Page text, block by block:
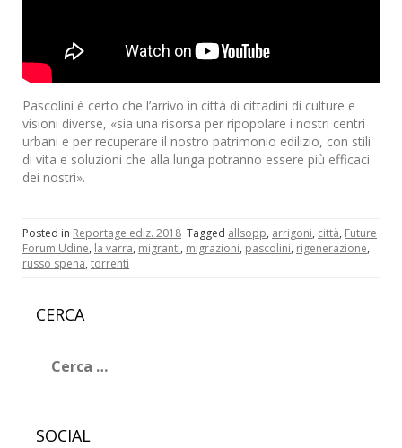
Pascolini è certo che l’arrivo in città di cittadini di culture e
visioni diverse, «sia una risorsa per ripopolare i nostri centri
urbani e per recuperare il nostro patrimonio edilizio, con stili
di vita e soluzioni che alla lunga potranno essere più efficaci
dei nostri».
Posted in Reportage ediz. 2018 Tagged allsopp, arrigoni, città, Future
Forum Udine, la varra, migranti, migrazioni, pascolini, rigenerazione,
russo spena, torrenti
CERCA
per:
SOCIAL